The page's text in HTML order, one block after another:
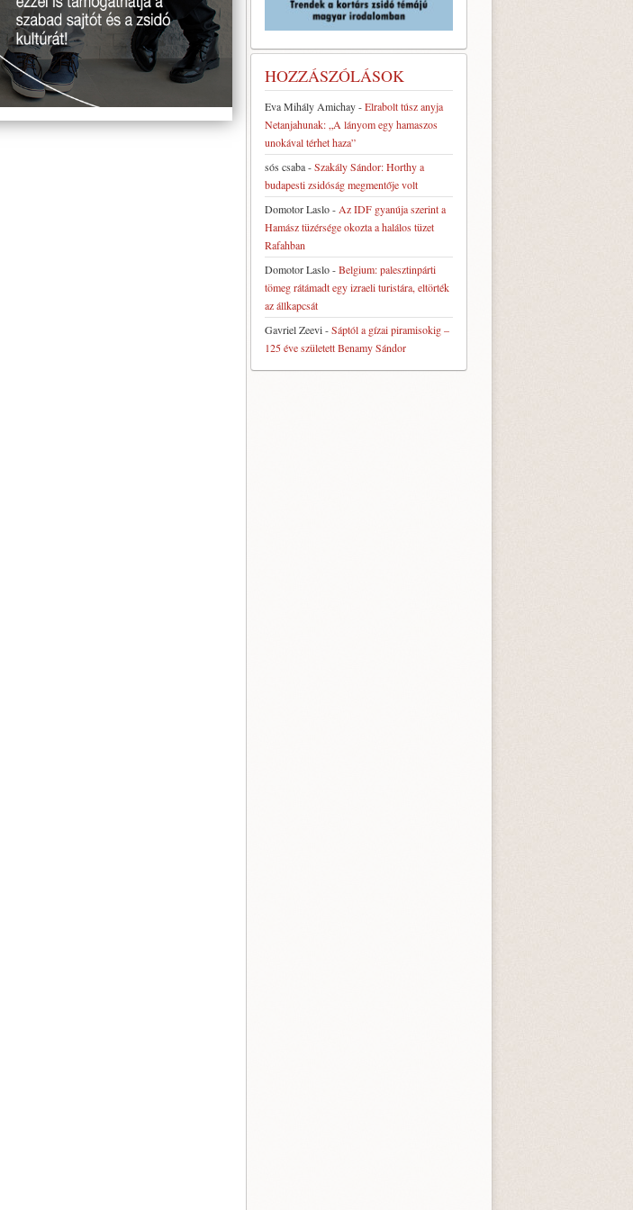
HOZZÁSZÓLÁSOK
Eva Mihály Amichay-Elrabolt túsz anyja
Netanjahunak: „A lányom egy hamaszos
unokával térhet haza”
sós csaba-Szakály Sándor: Horthy a
budapesti zsidóság megmentője volt
Domotor Laslo- Az IDF gyanúja szerint a
Hamász tüzérsége okozta a halálos tüzet
Rafahban
Domotor Laslo-Belgium: palesztinpárti
tömeg rátámadt egy izraeli turistára, eltörték
az állkapcsát
Gavriel Zeevi-Sáptól a gízai piramisokig –
125 éve született Benamy Sándor